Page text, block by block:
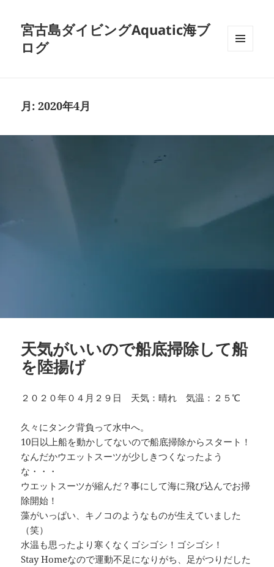
宮古島ダイビングAquatic海ブ
ログ
月:2020年4月
天気がいいので船底掃除して船
を陸揚げ
２０２０年０４月２９日 天気：晴れ 気温：２５℃
久々にタンク背負って水中へ。
10日以上船を動かしてないので船底掃除からスタート！
なんだかウエットスーツが少しきつくなったよう
な・・・
ウエットスーツが縮んだ？事にして海に飛び込んでお掃
除開始！
藻がいっぱい、キノコのようなものが生えていました
（笑）
水温も思ったより寒くなくゴシゴシ！ゴシゴシ！
Stay Homeなので運動不足になりがち、足がつりだした